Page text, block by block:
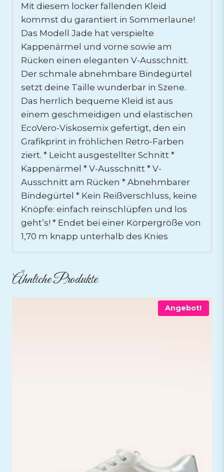
Mit diesem locker fallenden Kleid
kommst du garantiert in Sommerlaune!
Das Modell Jade hat verspielte
Kappenärmel und vorne sowie am
Rücken einen eleganten V-Ausschnitt.
Der schmale abnehmbare Bindegürtel
setzt deine Taille wunderbar in Szene.
Das herrlich bequeme Kleid ist aus
einem geschmeidigen und elastischen
EcoVero-Viskosemix gefertigt, den ein
Grafikprint in fröhlichen Retro-Farben
ziert. * Leicht ausgestellter Schnitt *
Kappenärmel * V-Ausschnitt * V-
Ausschnitt am Rücken * Abnehmbarer
Bindegürtel * Kein Reißverschluss, keine
Knöpfe: einfach reinschlüpfen und los
geht’s! * Endet bei einer Körpergröße von
1,70 m knapp unterhalb des Knies
Ähnliche Produkte
Angebot!